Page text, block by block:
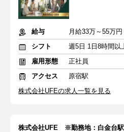
給与
月給33万～55万
シフト
週5日 1日8時間以
雇用形態
正社員
アクセス
原宿駅
株式会社UFEの求人一覧を見る
株式会社UFE ※勤務地：白金台